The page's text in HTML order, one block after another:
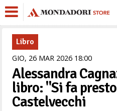
Libro
GIO, 26 MAR 2026 1800
Alessandra
libro: "Si fa
Castelvecchi